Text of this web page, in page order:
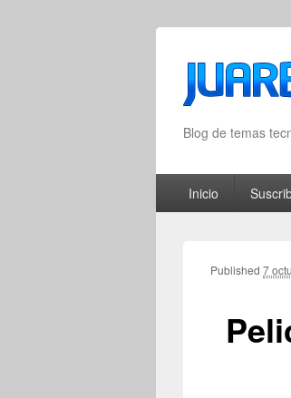
Blog de temas
Primary menu
Skip to primary
Skip to secondary
Inicio
Published 7